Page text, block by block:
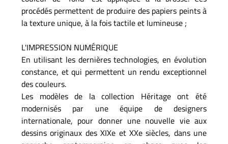
procédés permettent de produire des papiers peints à
la texture unique, à la fois tactile et lumineuse ;
L'IMPRESSION NUMÉRIQUE
En utilisant les dernières technologies, en évolution
constance, et qui permettent un rendu exceptionnel
des couleurs.
Les modèles de la collection Héritage ont été
modernisés par une équipe de designers
internationale, pour donner une nouvelle vie aux
dessins originaux des XIXe et XXe siècles, dans une